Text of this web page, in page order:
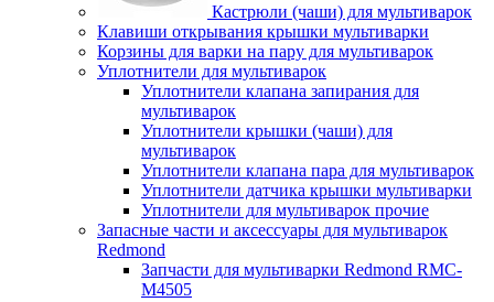
Кастрюли (чаши) для мультиварок
Клавиши открывания крышки мультиварки
Корзины для варки на пару для мультиварок
Уплотнители для мультиварок
Уплотнители клапана запирания для
мультиварок
Уплотнители крышки (чаши) для
мультиварок
Уплотнители клапана пара для мультиварок
Уплотнители датчика крышки мультиварки
Уплотнители для мультиварок прочие
Запасные части и аксессуары для мультиварок
Redmond
Запчасти для мультиварки Redmond RMC-
M4505